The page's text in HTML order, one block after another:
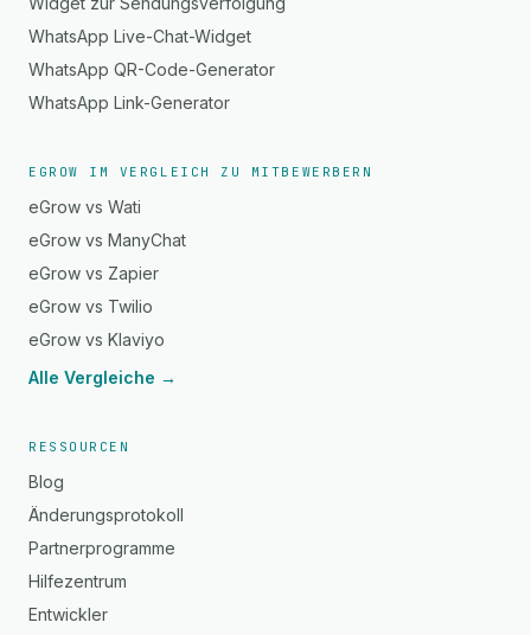
WhatsApp Live-Chat-Widget
WhatsApp QR-Code-Generator
WhatsApp Link-Generator
EGROW IM VERGLEICH ZU MITBEWERBERN
eGrow vs Wati
eGrow vs ManyChat
eGrow vs Zapier
eGrow vs Twilio
eGrow vs Klaviyo
Alle Vergleiche →
RESSOURCEN
Blog
Änderungsprotokoll
Partnerprogramme
Hilfezentrum
Entwickler